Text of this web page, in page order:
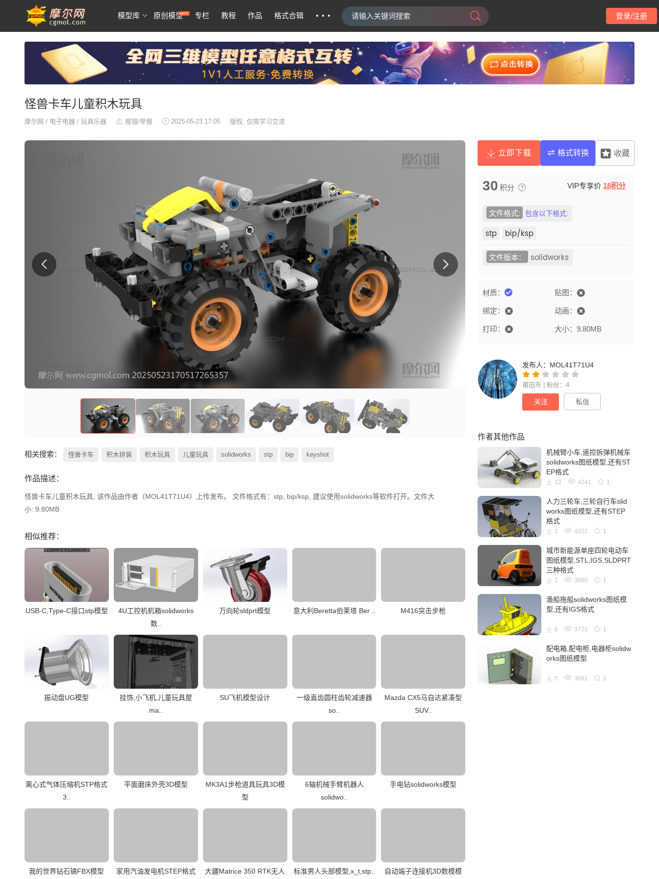
模型库 原创模型 专栏 教程 作品 格式合辑 ··· 登录/注册
怪兽卡车儿童积木玩具
摩尔网 / 电子电器 / 玩具乐器 报错/举报 2025-05-23 17:05 版权: 仅限学习交流
相关搜索： 怪兽卡车 积木拼装 积木玩具 儿童玩具 solidworks stp bip keyshot
作品描述：
怪兽卡车儿童积木玩具, 该作品由作者（MOL41T71U4）上传发布。 文件格式有：stp, bip/ksp, 建议使用solidworks等软件打开。文件大
小: 9.80MB
相似推荐：
USB-C,Type-C接口stp模型
4U工控机机箱solidworks
数..
万向轮sldprt模型 意大利Beretta伯莱塔 Ber .. M416突击步枪
振动盘UG模型
挂饰,小飞机,儿童玩具屋
ma..
SU飞机模型设计
一级直齿圆柱齿轮减速器
so..
Mazda CX5马自达紧凑型
SUV..
离心式气体压缩机STP格式
3..
平面磨床外壳3D模型
MK3A1步枪道具玩具3D模
型
6轴机械手臂机器人
solidwo..
手电钻solidworks模型
我的世界钻石镐FBX模型
家用汽油发电机STEP格式
大疆Matrice 350 RTK无人
标准男人头部模型,x_t,stp..
自动端子连接机3D数模模
立即下载 格式转换 收藏
30 积分 VIP专享价 18积分
文件格式: 包含以下格式:
stp bip/ksp
文件版本： solidworks
材质： 贴图：
绑定： 动画：
打印： 大小：9.80MB
发布人： MOL41T71U4
莆田市 | 粉丝：4
关注 私信
作者其他作品
机械臂小车,遥控拆弹机械车
solidworks图纸模型,还有ST
EP格式
12 4241 1
人力三轮车,三轮自行车slid
works图纸模型,还有STEP
格式
1 4022 1
城市新能源单座四轮电动车
图纸模型,STL,IGS,SLDPRT
三种格式
2 3880 1
渔船拖船solidworks图纸模
型,还有IGS格式
6 3722 1
配电箱,配电柜,电器柜solidw
orks图纸模型
5 3691 1